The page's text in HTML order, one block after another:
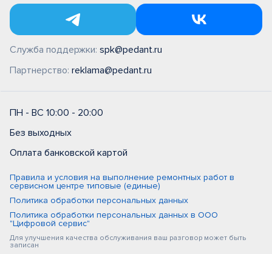
Служба поддержки: spk@pedant.ru
Партнерство: reklama@pedant.ru
ПН - ВС 10:00 - 20:00
Без выходных
Оплата банковской картой
Правила и условия на выполнение ремонтных работ в
сервисном центре типовые (единые)
Политика обработки персональных данных
Политика обработки персональных данных в ООО
"Цифровой сервис"
Для улучшения качества обслуживания ваш разговор может быть
записан